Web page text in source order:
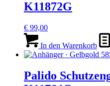
K11872G
€ 99,00
In den Warenkorb
Palido